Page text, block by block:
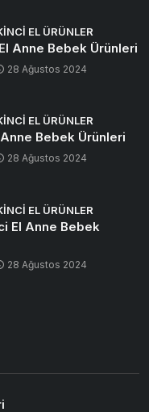
EL ÜRÜNLER
Anne Bebek Ürünleri
28 Ağustos 2024
EL ÜRÜNLER
Bebek Ürünleri
28 Ağustos 2024
EL ÜRÜNLER
El Anne Bebek
28 Ağustos 2024